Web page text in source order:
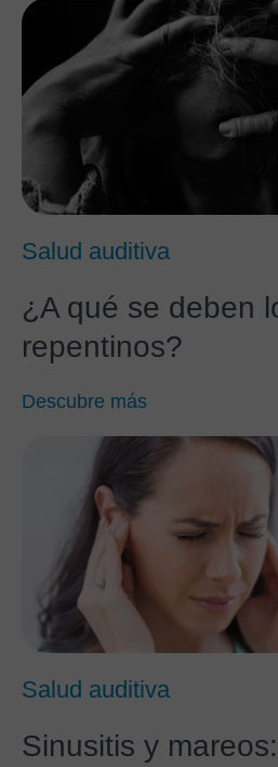
Salud auditiva
¿A qué se deben
repentinos?
Descubre más
Salud auditiva
Sinusitis y